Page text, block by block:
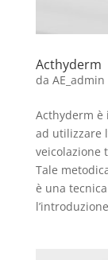
Acthyderm
da AE_admin
Acthyderm è
ad utilizzare
veicolazione
Tale
è una